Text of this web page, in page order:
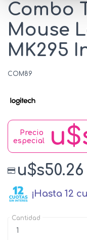
Combo
Mouse
MK295
COM89
Precio
especial
u$s50.26
¡Hasta 12
Cantidad